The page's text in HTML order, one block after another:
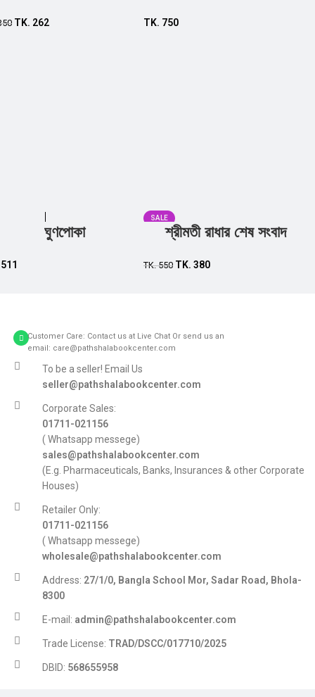
TK. 262 TK. 750
Add to cart
ঘুণপোকা
511
SALE
শ্রীমতী রাধার শেষ সংবাদ
TK.550 TK. 380
Customer Care: Contact us at Live Chat Or send us an
email: care@pathshalabookcenter.com
To be a seller! Email Us
seller@pathshalabookcenter.com
Corporate Sales:
01711-021156
( Whatsapp messege)
sales@pathshalabookcenter.com
(E.g. Pharmaceuticals, Banks, Insurances & other Corporate
Houses)
Retailer Only:
01711-021156
( Whatsapp messege)
wholesale@pathshalabookcenter.com
Address: 27/1/0, Bangla School Mor, Sadar Road, Bhola-
8300
E-mail: admin@pathshalabookcenter.com
Trade License: TRAD/DSCC/017710/2025
DBID: 568655958